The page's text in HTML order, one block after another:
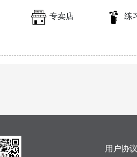
专卖店 练
用户协议